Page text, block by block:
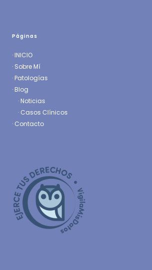
Páginas
· INICIO
· Sobre Mí
· Patologías
· Blog
· Noticias
· Casos Clínicos
· Contacto